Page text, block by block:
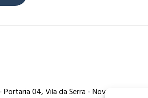
Portaria 04, Vila da Serra - Nova Lima/